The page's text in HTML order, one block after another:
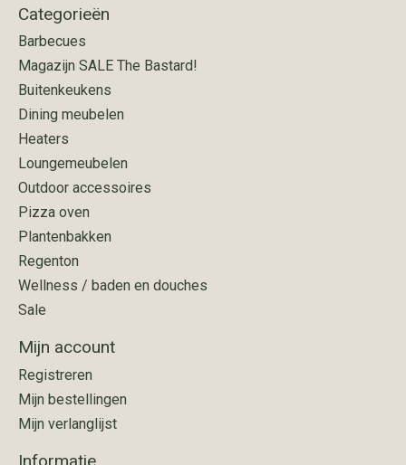
Categorieën
Barbecues
Magazijn SALE The Bastard!
Buitenkeukens
Dining meubelen
Heaters
Loungemeubelen
Outdoor accessoires
Pizza oven
Plantenbakken
Regenton
Wellness / baden en douches
Sale
Mijn account
Registreren
Mijn bestellingen
Mijn verlanglijst
Informatie